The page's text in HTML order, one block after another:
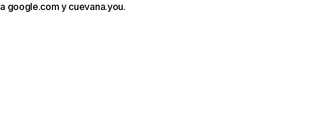
a google.com y cuevana.you.